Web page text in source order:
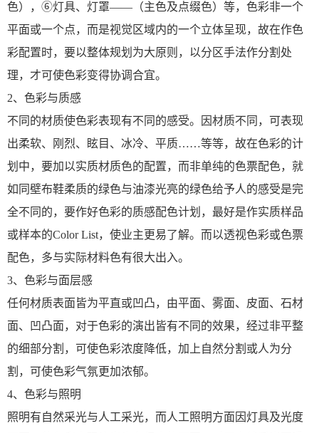
色），⑥灯具、灯罩——（主色及点缀色）等，色彩非一个
平面或一个点，而是视觉区域内的一个立体呈现，故在作色
彩配置时，要以整体规划为大原则，以分区手法作分割处
理，才可使色彩变得协调合宜。
2、色彩与质感
不同的材质使色彩表现有不同的感受。因材质不同，可表现
出柔软、刚烈、眩目、冰冷、平质……等等，故在色彩的计
划中，要加以实质材质色的配置，而非单纯的色票配色，就
如同壁布鞋柔质的绿色与油漆光亮的绿色给予人的感受是完
全不同的，要作好色彩的质感配色计划，最好是作实质样品
或样本的Color List，使业主更易了解。而以透视色彩或色票
配色，多与实际材料色有很大出入。
3、色彩与面层感
任何材质表面皆为平直或凹凸，由平面、雾面、皮面、石材
面、凹凸面，对于色彩的演出皆有不同的效果，经过非平整
的细部分割，可使色彩浓度降低，加上自然分割或人为分
割，可使色彩气氛更加浓郁。
4、色彩与照明
照明有自然采光与人工采光，而人工照明方面因灯具及光度